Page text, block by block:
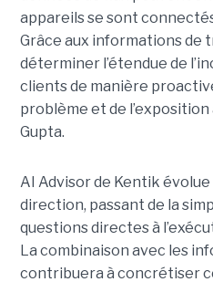
appareils se sont
Grâce aux informations de
déterminer l’étendue de
clients de manière
problème et de l’exposition
Gupta.
AI Advisor de Kentik
direction, passant de la
questions directes à
La combinaison avec les
contribuera à concrétiser